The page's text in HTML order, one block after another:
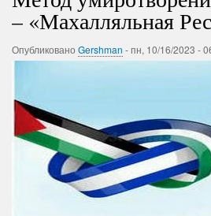
– «Махалляльная
Опубликовано Gershman -пн, 10/16/2023 -